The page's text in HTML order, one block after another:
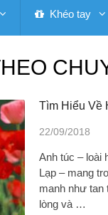
Khéo tay
Tìm Hiểu Về
22/09/2018
Anh túc – loài
Lạp – mang
manh như tan
lòng và …